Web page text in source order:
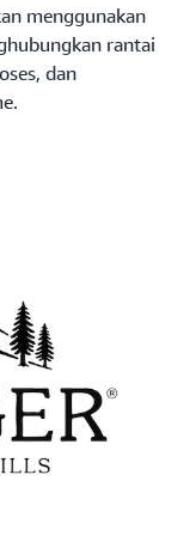
menggunakan
rantai
dan